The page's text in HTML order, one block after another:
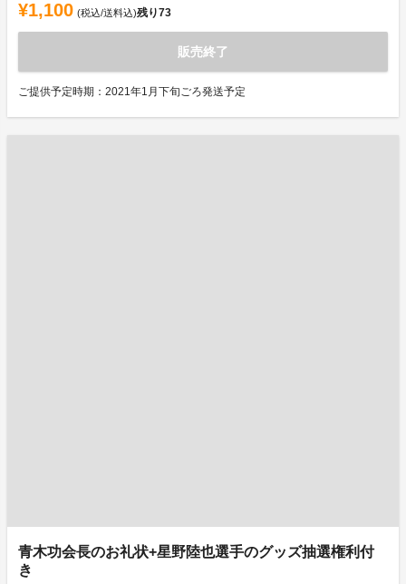
¥1,100 (税込/送料込)残り73
販売終了
ご提供予定時期：2021年1月下旬ごろ発送予定
青木功会長のお礼状+星野陸也選手のグッズ抽選権利付
き